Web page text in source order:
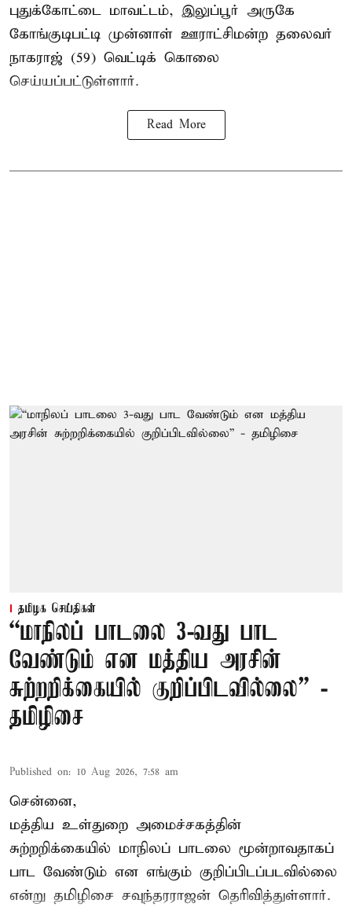
புதுக்கோட்டை மாவட்டம், இலுப்பூர் அருகே
கோங்குடிபட்டி முன்னாள் ஊராட்சிமன்ற தலைவர்
நாகராஜ் (59) வெட்டிக் கொலை
செய்யப்பட்டுள்ளார்.
Read More
தமிழக செய்திகள்
“மாநிலப் பாடலை 3-வது பாட
வேண்டும் என மத்திய அரசின்
சுற்றறிக்கையில் குறிப்பிடவில்லை” -
தமிழிசை
Published on: 10 Aug 2026, 7:58 am
சென்னை,
மத்திய உள்துறை அமைச்சகத்தின்
சுற்றறிக்கையில் மாநிலப் பாடலை மூன்றாவதாகப்
பாட வேண்டும் என எங்கும் குறிப்பிடப்படவில்லை
என்று தமிழிசை சவுந்தரராஜன் தெரிவித்துள்ளார்.